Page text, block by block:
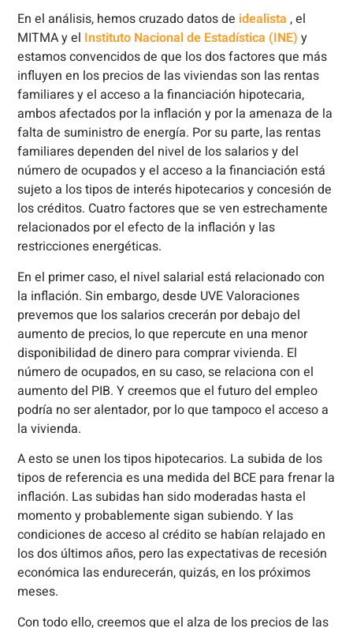
En el análisis, hemos cruzado datos de idealista , el
MITMA y el Instituto Nacional de Estadística (INE) y
estamos convencidos de que los dos factores que más
influyen en los precios de las viviendas son las rentas
familiares y el acceso a la financiación hipotecaria,
ambos afectados por la inflación y por la amenaza de la
falta de suministro de energía. Por su parte, las rentas
familiares dependen del nivel de los salarios y del
número de ocupados y el acceso a la financiación está
sujeto a los tipos de interés hipotecarios y concesión de
los créditos. Cuatro factores que se ven estrechamente
relacionados por el efecto de la inflación y las
restricciones energéticas.
En el primer caso, el nivel salarial está relacionado con
la inflación. Sin embargo, desde UVE Valoraciones
prevemos que los salarios crecerán por debajo del
aumento de precios, lo que repercute en una menor
disponibilidad de dinero para comprar vivienda. El
número de ocupados, en su caso, se relaciona con el
aumento del PIB. Y creemos que el futuro del empleo
podría no ser alentador, por lo que tampoco el acceso a
la vivienda.
A esto se unen los tipos hipotecarios. La subida de los
tipos de referencia es una medida del BCE para frenar la
inflación. Las subidas han sido moderadas hasta el
momento y probablemente sigan subiendo. Y las
condiciones de acceso al crédito se habían relajado en
los dos últimos años, pero las expectativas de recesión
económica las endurecerán, quizás, en los próximos
meses.
Con todo ello, creemos que el alza de los precios de las